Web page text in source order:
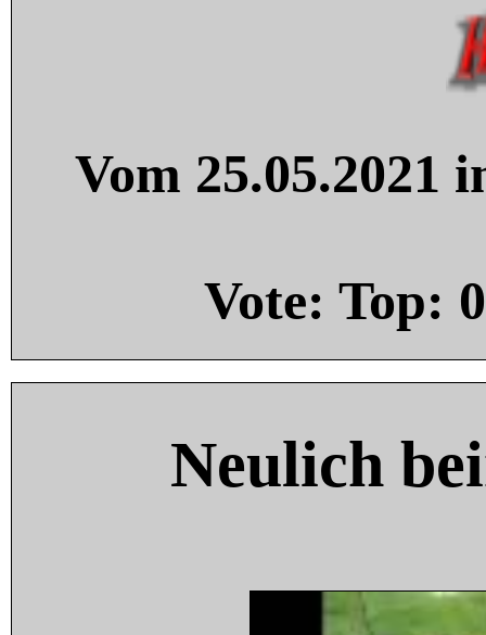
Vom 25.05.2021
Vote: Top: 0
Neulich